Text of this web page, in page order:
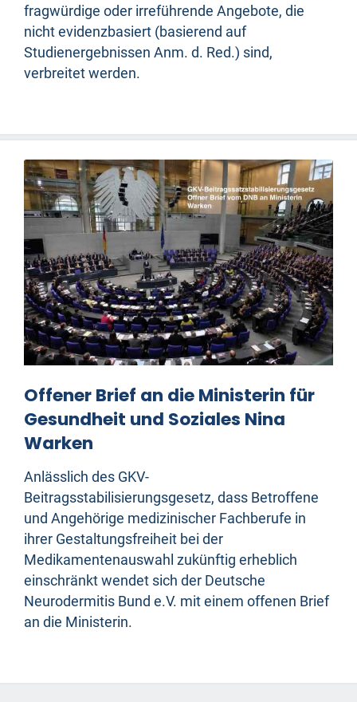
fragwürdige oder irreführende Angebote, die
nicht evidenzbasiert (basierend auf
Studienergebnissen Anm. d. Red.) sind,
verbreitet werden.
Offener Brief an die Ministerin für
Gesundheit und Soziales Nina
Warken
Anlässlich des GKV-
Beitragsstabilisierungsgesetz, dass Betroffene
und Angehörige medizinischer Fachberufe in
ihrer Gestaltungsfreiheit bei der
Medikamentenauswahl zukünftig erheblich
einschränkt wendet sich der Deutsche
Neurodermitis Bund e.V. mit einem offenen Brief
an die Ministerin.